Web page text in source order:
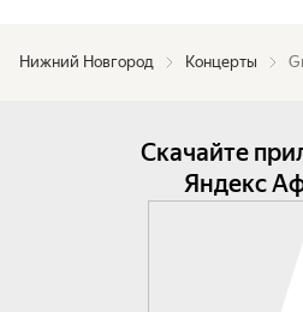
Нижний Новгород Концерты
Скачайте
Яндекс